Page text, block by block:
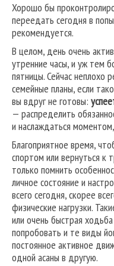
Хорошо бы
переедать сегодня в
рекомендуется.
В целом, день очень
утренние часы, и уж тем
пятницы. Сейчас неплохо
семейные планы, если
вы вдруг не готовы:
— распределить
и наслаждаться
Благоприятное время,
спортом или вернуться к
только помнить
личное состояние и
всего сегодня, скорее
физические нагрузки.
или очень быстрая
попробовать и те виды
постоянное активное
одной асаны в другую.